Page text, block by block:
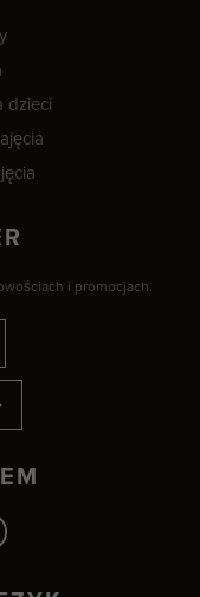
dzieci
i promocjach.